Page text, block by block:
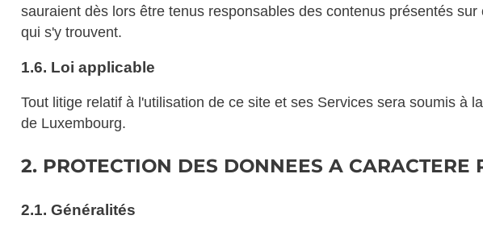
sauraient dès lors être tenus responsables des contenus présentés
qui s'y trouvent.
1.6. Loi applicable
Tout litige relatif à l'utilisation de ce site et ses Services sera soumis à
de Luxembourg.
2. PROTECTION DES DONNEES A CARACTERE
2.1. Généralités